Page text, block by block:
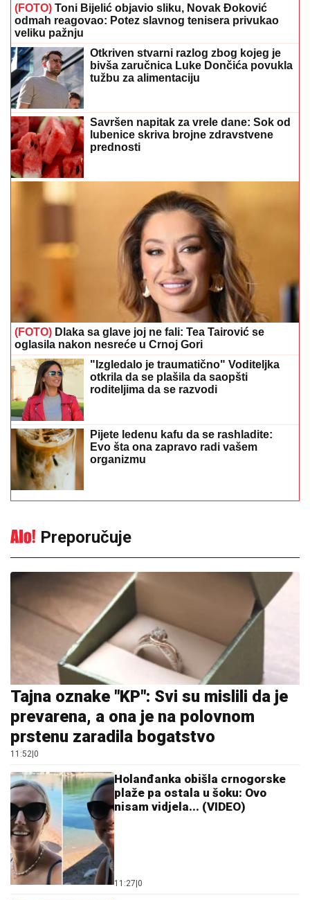
(FOTO) Toni Bijelić objavio sliku, Novak Đoković
odmah reagovao: Potez slavnog tenisera privukao
veliku pažnju
Otkriven stvarni razlog zbog kojeg je
bivša zaručnica Luke Dončića povukla
tužbu za alimentaciju
Savršen napitak za vrele dane: Sok od
lubenice skriva brojne zdravstvene
prednosti
(FOTO) Dlaka sa glave joj ne fali: Tea Tairović se
oglasila nakon nesreće u Crnoj Gori
"Izgledalo je traumatično" Voditeljka
otkrila da se plašila da saopšti
roditeljima da se razvodi
Pijete ledenu kafu da se rashladite:
Evo šta ona zapravo radi vašem
organizmu
Preporučuje
Tajna oznake "KP": Svi su mislili da je
prevarena, a ona je na polovnom
prstenu zaradila bogatstvo
11:52|0
Holanđanka obišla crnogorske
plaže pa ostala u šoku: Ovo
nisam vidjela... (VIDEO)
11:27|0